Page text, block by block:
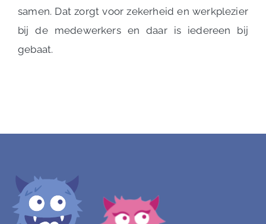
samen. Dat zorgt voor zekerheid en werkplezier
bij de medewerkers en daar is iedereen bij
gebaat.